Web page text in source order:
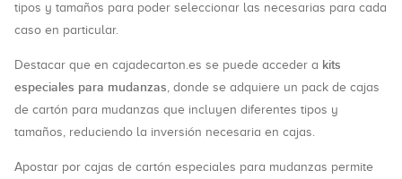
tipos y tamaños para poder seleccionar las necesarias para cada
caso en particular.
Destacar que en cajadecarton.es se puede acceder a kits
especiales para mudanzas, donde se adquiere un pack de cajas
de cartón para mudanzas que incluyen diferentes tipos y
tamaños, reduciendo la inversión necesaria en cajas.
Apostar por cajas de cartón especiales para mudanzas permite